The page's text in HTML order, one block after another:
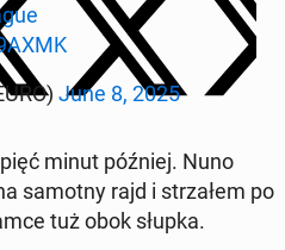
June 8, 2025
minut później. Nuno
samotny rajd i strza­łem po
tuż obok słupka.